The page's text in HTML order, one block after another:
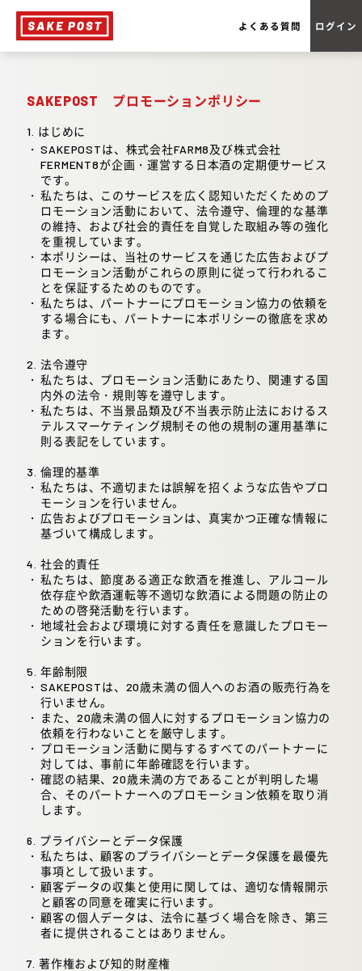
よくある質問 ログイン
SAKEPOST プロモーションポリシー
1. はじめに
SAKEPOSTは、株式会社FARM8及び株式会社
FERMENT8が企画・運営する日本酒の定期便サービス
です。
私たちは、このサービスを広く認知いただくためのプ
ロモーション活動において、法令遵守、倫理的な基準
の維持、および社会的責任を自覚した取組み等の強化
を重視しています。
本ポリシーは、当社のサービスを通じた広告およびプ
ロモーション活動がこれらの原則に従って行われるこ
とを保証するためのものです。
私たちは、パートナーにプロモーション協力の依頼を
する場合にも、パートナーに本ポリシーの徹底を求め
ます。
2. 法令遵守
私たちは、プロモーション活動にあたり、関連する国
内外の法令・規則等を遵守します。
私たちは、不当景品類及び不当表示防止法におけるス
テルスマーケティング規制その他の規制の運用基準に
則る表記をしています。
3. 倫理的基準
私たちは、不適切または誤解を招くような広告やプロ
モーションを行いません。
広告およびプロモーションは、真実かつ正確な情報に
基づいて構成します。
4. 社会的責任
私たちは、節度ある適正な飲酒を推進し、アルコール
依存症や飲酒運転等不適切な飲酒による問題の防止の
ための啓発活動を行います。
地域社会および環境に対する責任を意識したプロモー
ションを行います。
5. 年齢制限
SAKEPOSTは、20歳未満の個人へのお酒の販売行為を
行いません。
また、20歳未満の個人に対するプロモーション協力の
依頼を行わないことを厳守します。
プロモーション活動に関与するすべてのパートナーに
対しては、事前に年齢確認を行います。
確認の結果、20歳未満の方であることが判明した場
合、そのパートナーへのプロモーション依頼を取り消
します。
6. プライバシーとデータ保護
私たちは、顧客のプライバシーとデータ保護を最優先
事項として扱います。
顧客データの収集と使用に関しては、適切な情報開示
と顧客の同意を確実に行います。
顧客の個人データは、法令に基づく場合を除き、第三
者に提供されることはありません。
7. 著作権および知的財産権